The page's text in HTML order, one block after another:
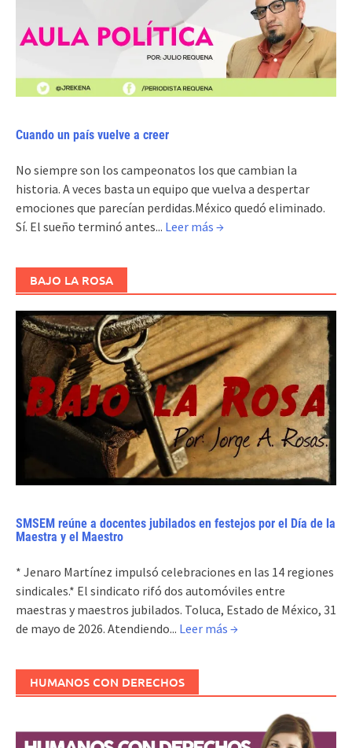
Cuando un país vuelve a creer
No siempre son los campeonatos los que cambian la
historia. A veces basta un equipo que vuelva a despertar
emociones que parecían perdidas.México quedó eliminado.
Sí. El sueño terminó antes... Leer más →
BAJO LA ROSA
SMSEM reúne a docentes jubilados en festejos por el Día de la
Maestra y el Maestro
* Jenaro Martínez impulsó celebraciones en las 14 regiones
sindicales.* El sindicato rifó dos automóviles entre
maestras y maestros jubilados. Toluca, Estado de México, 31
de mayo de 2026. Atendiendo... Leer más →
HUMANOS CON DERECHOS